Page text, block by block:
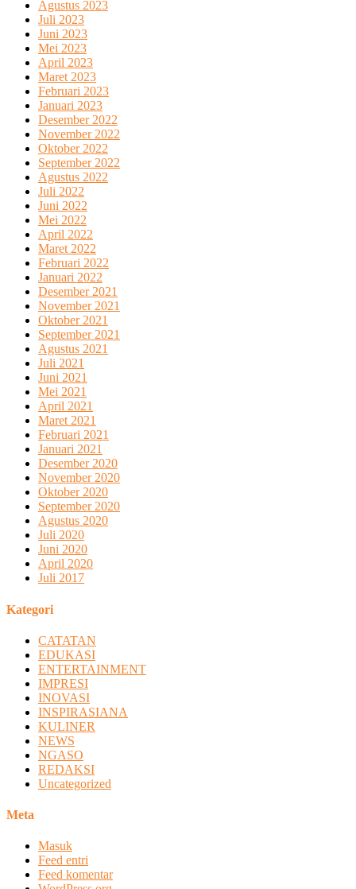
Agustus 2023
Juli 2023
Juni 2023
Mei 2023
April 2023
Maret 2023
Februari 2023
Januari 2023
Desember 2022
November 2022
Oktober 2022
September 2022
Agustus 2022
Juli 2022
Juni 2022
Mei 2022
April 2022
Maret 2022
Februari 2022
Januari 2022
Desember 2021
November 2021
Oktober 2021
September 2021
Agustus 2021
Juli 2021
Juni 2021
Mei 2021
April 2021
Maret 2021
Februari 2021
Januari 2021
Desember 2020
November 2020
Oktober 2020
September 2020
Agustus 2020
Juli 2020
Juni 2020
April 2020
Juli 2017
Kategori
CATATAN
EDUKASI
ENTERTAINMENT
IMPRESI
INOVASI
INSPIRASIANA
KULINER
NEWS
NGASO
REDAKSI
Uncategorized
Meta
Masuk
Feed entri
Feed komentar